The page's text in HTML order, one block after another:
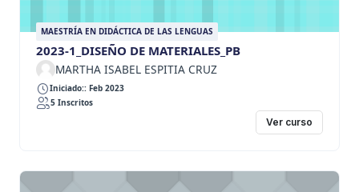
MAESTRÍA EN DIDÁCTICA DE LAS LENGUAS
2023-1_DISEÑO DE MATERIALES_PB
MARTHA ISABEL ESPITIA CRUZ
Iniciado:: Feb 2023
5 Inscritos
Ver curso